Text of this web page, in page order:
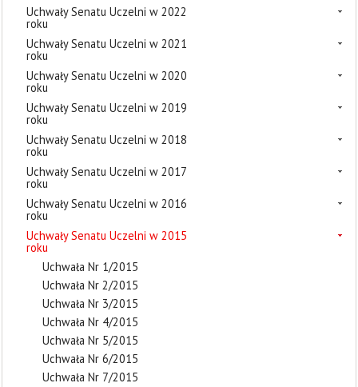
Uchwały Senatu Uczelni w 2022
roku
Uchwały Senatu Uczelni w 2021
roku
Uchwały Senatu Uczelni w 2020
roku
Uchwały Senatu Uczelni w 2019
roku
Uchwały Senatu Uczelni w 2018
roku
Uchwały Senatu Uczelni w 2017
roku
Uchwały Senatu Uczelni w 2016
roku
Uchwały Senatu Uczelni w 2015
roku
Uchwała Nr 1/2015
Uchwała Nr 2/2015
Uchwała Nr 3/2015
Uchwała Nr 4/2015
Uchwała Nr 5/2015
Uchwała Nr 6/2015
Uchwała Nr 7/2015